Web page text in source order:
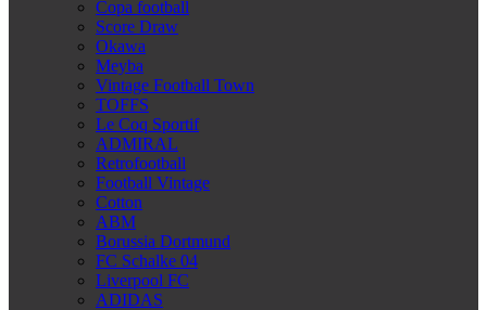
Copa football
Score Draw
Okawa
Meyba
Vintage Football Town
TOFFS
Le Coq Sportif
ADMIRAL
Retrofootball
Football Vintage
Cotton
ABM
Borussia Dortmund
FC Schalke 04
Liverpool FC
ADIDAS